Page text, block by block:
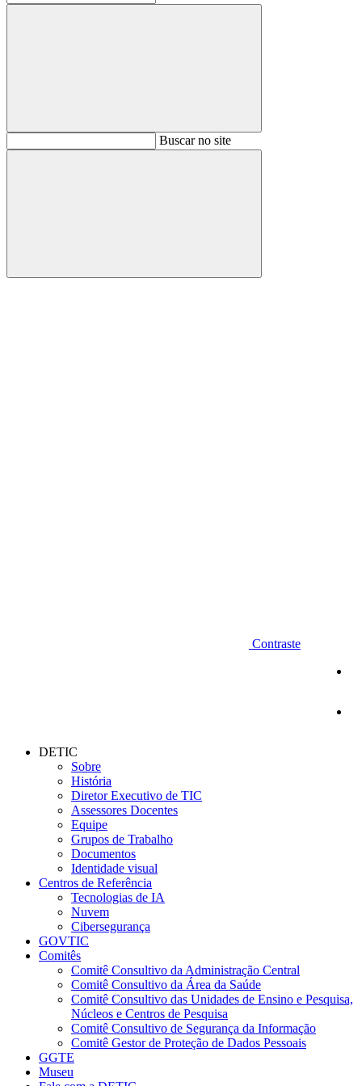
BuscarBuscar no site
Buscar
Contraste
DETIC
Sobre
História
Diretor Executivo de TIC
Assessores Docentes
Equipe
Grupos de Trabalho
Documentos
Identidade visual
Centros de Referência
Tecnologias de IA
Nuvem
Cibersegurança
GOVTIC
Comitês
Comitê Consultivo da Administração Central
Comitê Consultivo da Área da Saúde
Comitê Consultivo das Unidades de Ensino e Pesquisa,
Núcleos e Centros de Pesquisa
Comitê Consultivo de Segurança da Informação
Comitê Gestor de Proteção de Dados Pessoais
GGTE
Museu